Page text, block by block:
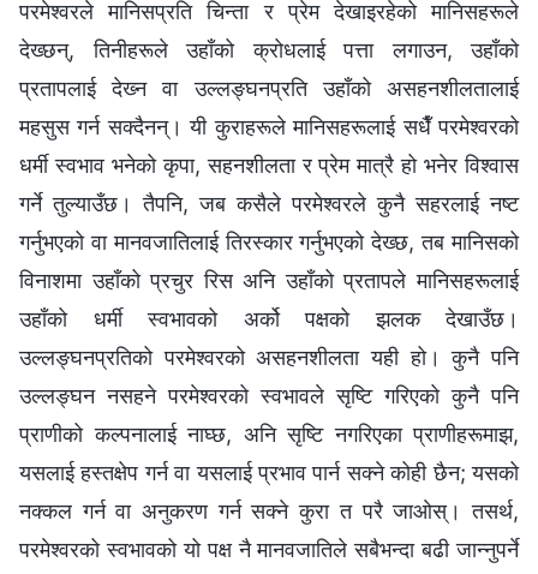
परमेश्‍वरले मानिसप्रति चिन्ता र प्रेम देखाइरहेको मानिसहरूले
देख्छन्, तिनीहरूले उहाँको क्रोधलाई पत्ता लगाउन, उहाँको
प्रतापलाई देख्‍न वा उल्‍लङ्घनप्रति उहाँको असहनशीलतालाई
महसुस गर्न सक्दैनन्। यी कुराहरूले मानिसहरूलाई सधैँ परमेश्‍वरको
धर्मी स्वभाव भनेको कृपा, सहनशीलता र प्रेम मात्रै हो भनेर विश्‍वास
गर्ने तुल्याउँछ। तैपनि, जब कसैले परमेश्‍वरले कुनै सहरलाई नष्ट
गर्नुभएको वा मानवजातिलाई तिरस्कार गर्नुभएको देख्छ, तब मानिसको
विनाशमा उहाँको प्रचुर रिस अनि उहाँको प्रतापले मानिसहरूलाई
उहाँको धर्मी स्वभावको अर्को पक्षको झलक देखाउँछ।
उल्‍लङ्घनप्रतिको परमेश्‍वरको असहनशीलता यही हो। कुनै पनि
उल्‍लङ्घन नसहने परमेश्‍वरको स्वभावले सृष्टि गरिएको कुनै पनि
प्राणीको कल्‍पनालाई नाघ्छ, अनि सृष्टि नगरिएका प्राणीहरूमाझ,
यसलाई हस्तक्षेप गर्न वा यसलाई प्रभाव पार्न सक्‍ने कोही छैन; यसको
नक्कल गर्न वा अनुकरण गर्न सक्‍ने कुरा त परै जाओस्। तसर्थ,
परमेश्‍वरको स्वभावको यो पक्ष नै मानवजातिले सबैभन्दा बढी जान्‍नुपर्ने